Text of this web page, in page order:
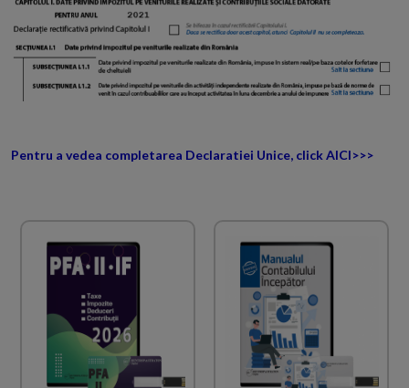
Pentru a vedea completarea Declaratiei Unice, click AICI>>>